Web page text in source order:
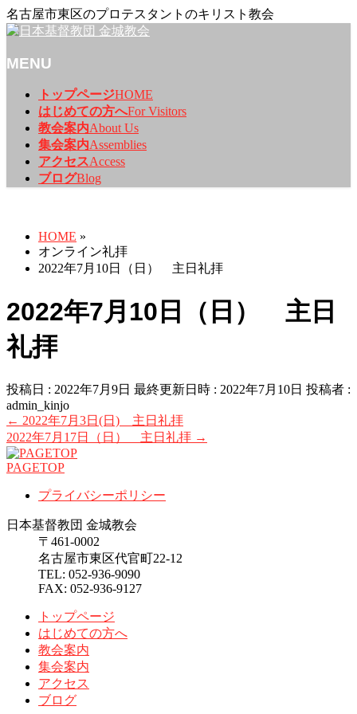
名古屋市東区のプロテスタントのキリスト教会
MENU
トップページHOME
はじめての方へFor Visitors
教会案内About Us
集会案内Assemblies
アクセスAccess
ブログBlog
HOME »
オンライン礼拝
2022年7月10日（日） 主日礼拝
2022年7月10日（日） 主日
礼拝
投稿日 : 2022年7月9日 最終更新日時 : 2022年7月10日 投稿者 :
admin_kinjo
← 2022年7月3日(日) 主日礼拝
2022年7月17日（日） 主日礼拝 →
PAGETOP
プライバシーポリシー
日本基督教団 金城教会
〒461-0002
名古屋市東区代官町22-12
TEL: 052-936-9090
FAX: 052-936-9127
トップページ
はじめての方へ
教会案内
集会案内
アクセス
ブログ